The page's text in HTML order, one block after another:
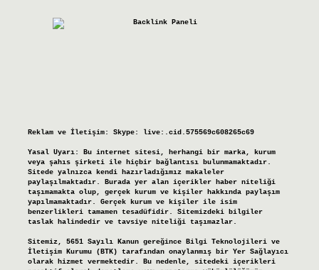
Reklam ve İletişim: Skype: live:.cid.575569c608265c69
Yasal Uyarı:
Bu internet sitesi, herhangi bir marka, kurum
veya şahıs şirketi ile hiçbir bağlantısı bulunmamaktadır.
Sitede yalnızca kendi hazırladığımız makaleler
paylaşılmaktadır. Burada yer alan içerikler haber niteliği
taşımamakta olup, gerçek kurum ve kişiler hakkında paylaşım
yapılmamaktadır. Gerçek kurum ve kişiler ile isim
benzerlikleri tamamen tesadüfidir. Sitemizdeki bilgiler
taslak halindedir ve tavsiye niteliği taşımazlar.
Sitemiz, 5651 Sayılı Kanun gereğince Bilgi Teknolojileri ve
İletişim Kurumu (BTK) tarafından onaylanmış bir Yer Sağlayıcı
olarak hizmet vermektedir. Bu nedenle, sitedeki içerikleri